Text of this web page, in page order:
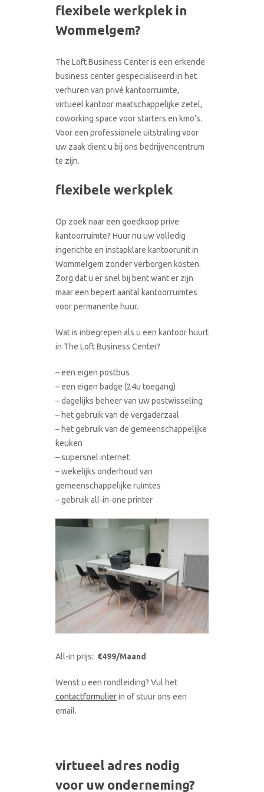
CONTACT
flexibele werkplek in
Wommelgem?
The Loft Business Center is een erkende
business center gespecialiseerd in het
verhuren van privé kantoorruimte,
virtueel kantoor maatschappelijke zetel,
coworking space voor starters en kmo’s.
Voor een professionele uitstraling voor
uw zaak dient u bij ons bedrijvencentrum
te zijn.
flexibele werkplek
Op zoek naar een goedkoop prive
kantoorruimte? Huur nu uw volledig
ingerichte en instapklare kantoorunit in
Wommelgem zonder verborgen kosten.
Zorg dat u er snel bij bent want er zijn
maar een bepert aantal kantoorruimtes
voor permanente huur.
Wat is inbegrepen als u een kantoor huurt
in The Loft Business Center?
– een eigen postbus
– een eigen badge (24u toegang)
– dagelijks beheer van uw postwisseling
– het gebruik van de vergaderzaal
– het gebruik van de gemeenschappelijke
keuken
– supersnel internet
– wekelijks onderhoud van
gemeenschappelijke ruimtes
– gebruik all-in-one printer
All-in prijs: €499/Maand
Wenst u een rondleiding? Vul het
contactformulierin of stuur ons een
email.
virtueel adres nodig
voor uw onderneming?